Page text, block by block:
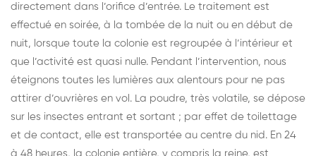
directement dans l’orifice d’entrée. Le traitement est
effectué en soirée, à la tombée de la nuit ou en début de
nuit, lorsque toute la colonie est regroupée à l’intérieur et
que l’activité est quasi nulle. Pendant l’intervention, nous
éteignons toutes les lumières aux alentours pour ne pas
attirer d’ouvrières en vol. La poudre, très volatile, se dépose
sur les insectes entrant et sortant ; par effet de toilettage
et de contact, elle est transportée au centre du nid. En 24
à 48 heures, la colonie entière, y compris la reine, est